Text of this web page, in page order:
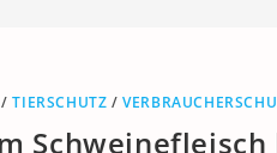
/TIERSCHUTZ /
Schweinefleisch